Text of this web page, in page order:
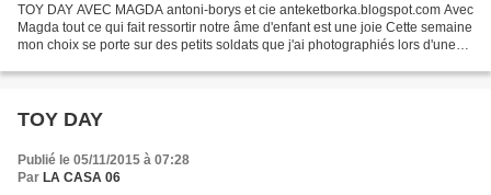
TOY DAY AVEC MAGDA antoni-borys et cie anteketborka.blogspot.com Avec
Magda tout ce qui fait ressortir notre âme d'enfant est une joie Cette semaine
mon choix se porte sur des petits soldats que j'ai photographiés lors d'une
TOY DAY
Publié le 05/11/2015 à 07:28
Par LA CASA 06